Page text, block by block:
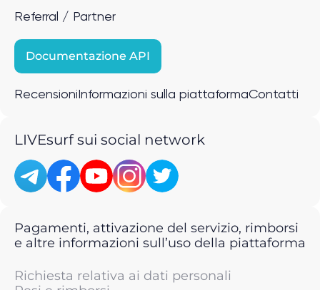
Referral / Partner
Documentazione API
Recensioni Informazioni sulla piattaformaContatti
LIVEsurf sui social network
Pagamenti, attivazione del servizio, rimborsi
e altre informazioni sull’uso della piattaforma
Richiesta relativa ai dati personali